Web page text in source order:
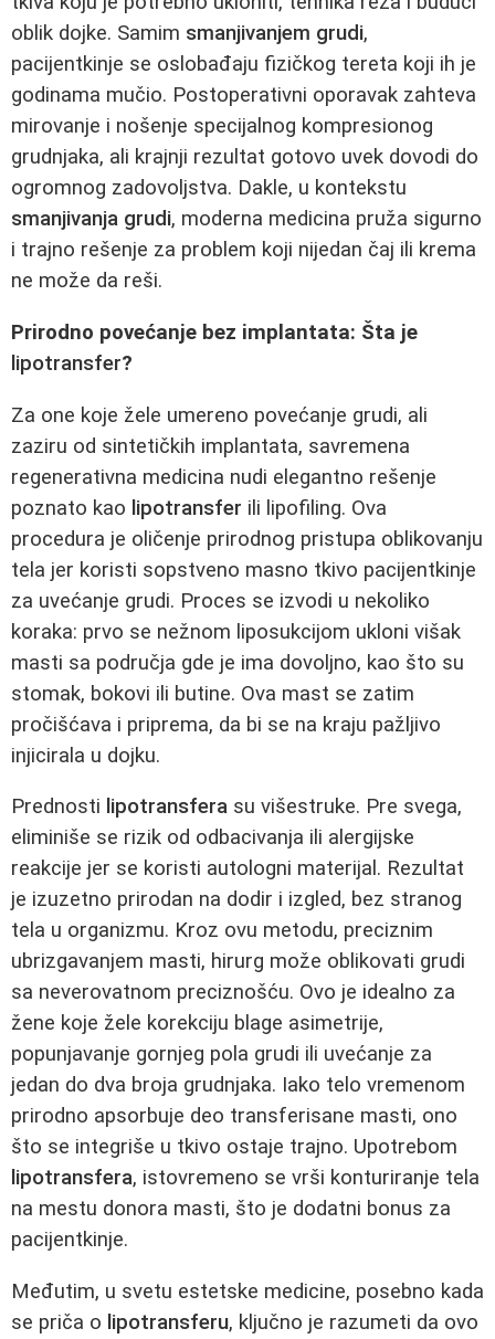
oblik dojke. Samim smanjivanjem grudi,
pacijentkinje se oslobađaju fizičkog tereta koji ih je
godinama mučio. Postoperativni oporavak zahteva
mirovanje i nošenje specijalnog kompresionog
grudnjaka, ali krajnji rezultat gotovo uvek dovodi do
ogromnog zadovoljstva. Dakle, u kontekstu
smanjivanja grudi, moderna medicina pruža sigurno
i trajno rešenje za problem koji nijedan čaj ili krema
ne može da reši.
Prirodno povećanje bez implantata: Šta je
lipotransfer?
Za one koje žele umereno povećanje grudi, ali
zaziru od sintetičkih implantata, savremena
regenerativna medicina nudi elegantno rešenje
poznato kao lipotransfer ili lipofiling. Ova
procedura je oličenje prirodnog pristupa oblikovanju
tela jer koristi sopstveno masno tkivo pacijentkinje
za uvećanje grudi. Proces se izvodi u nekoliko
koraka: prvo se nežnom liposukcijom ukloni višak
masti sa područja gde je ima dovoljno, kao što su
stomak, bokovi ili butine. Ova mast se zatim
pročišćava i priprema, da bi se na kraju pažljivo
injicirala u dojku.
Prednosti lipotransfera su višestruke. Pre svega,
eliminiše se rizik od odbacivanja ili alergijske
reakcije jer se koristi autologni materijal. Rezultat
je izuzetno prirodan na dodir i izgled, bez stranog
tela u organizmu. Kroz ovu metodu, preciznim
ubrizgavanjem masti, hirurg može oblikovati grudi
sa neverovatnom preciznošću. Ovo je idealno za
žene koje žele korekciju blage asimetrije,
popunjavanje gornjeg pola grudi ili uvećanje za
jedan do dva broja grudnjaka. Iako telo vremenom
prirodno apsorbuje deo transferisane masti, ono
što se integriše u tkivo ostaje trajno. Upotrebom
lipotransfera, istovremeno se vrši konturiranje tela
na mestu donora masti, što je dodatni bonus za
pacijentkinje.
Međutim, u svetu estetske medicine, posebno kada
se priča o lipotransferu, ključno je razumeti da ovo